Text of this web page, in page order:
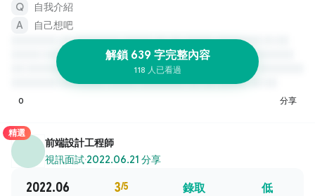
自我介紹
自己想吧
解鎖 639 字完整內容
118 人已看過
0 分享
精選
前端設計工程師
視訊面試·2022.06.21 分享
2022.06 3/5 錄取 低